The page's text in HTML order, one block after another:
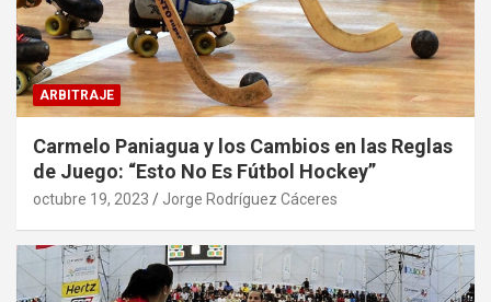
ARBITRAJE
Carmelo Paniagua y los Cambios en las Reglas
de Juego: “Esto No Es Fútbol Hockey”
octubre 19, 2023 Jorge Rodríguez Cáceres